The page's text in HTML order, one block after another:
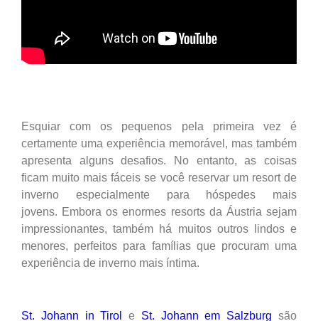
Esquiar com os pequenos pela primeira vez é
certamente uma experiência memorável, mas também
apresenta alguns desafios. No entanto, as coisas
ficam muito mais fáceis se você reservar um resort de
inverno especialmente para hóspedes mais
jovens. Embora os enormes resorts da Áustria sejam
impressionantes, também há muitos outros lindos e
menores, perfeitos para famílias que procuram uma
experiência de inverno mais íntima.
St. Johann in Tirol e St. Johann em Salzburg são